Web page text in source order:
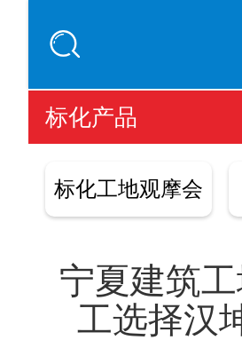
标化产品
标化工地观摩会
宁夏建筑
工选择汉